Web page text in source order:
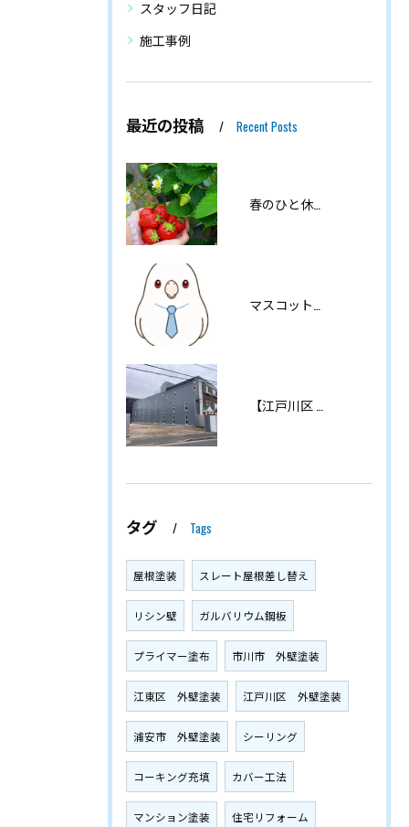
スタッフ日記
施工事例
最近の投稿 Recent Posts
春のひと休みを満喫しました♪
タグ Tags
屋根塗装 スレート屋根差し替え
リシン壁 ガルバリウム鋼板
プライマー塗布 市川市 外壁塗装
江東区 外壁塗装 江戸川区 外壁塗装
浦安市 外壁塗装 シーリング
コーキング充填 カバー工法
マンション塗装 住宅リフォーム